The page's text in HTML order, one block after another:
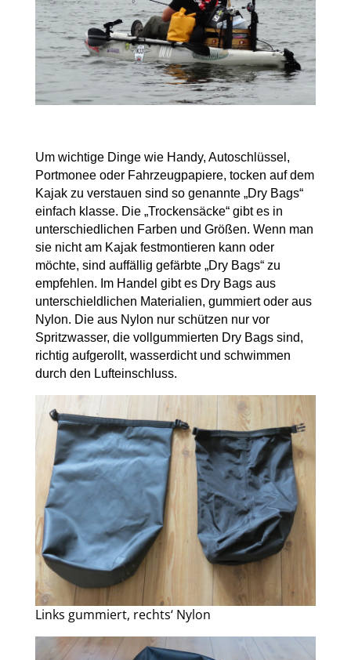
Um wichtige Dinge wie Handy, Autoschlüssel,
Portmonee oder Fahrzeugpapiere, tocken auf dem
Kajak zu verstauen sind so genannte „Dry Bags“
einfach klasse. Die „Trockensäcke“ gibt es in
unterschiedlichen Farben und Größen. Wenn man
sie nicht am Kajak festmontieren kann oder
möchte, sind auffällig gefärbte „Dry Bags“ zu
empfehlen. Im Handel gibt es Dry Bags aus
unterschieldlichen Materialien, gummiert oder aus
Nylon. Die aus Nylon nur schützen nur vor
Spritzwasser, die vollgummierten Dry Bags sind,
richtig aufgerollt, wasserdicht und schwimmen
durch den Lufteinschluss.
Links gummiert, rechts‘ Nylon